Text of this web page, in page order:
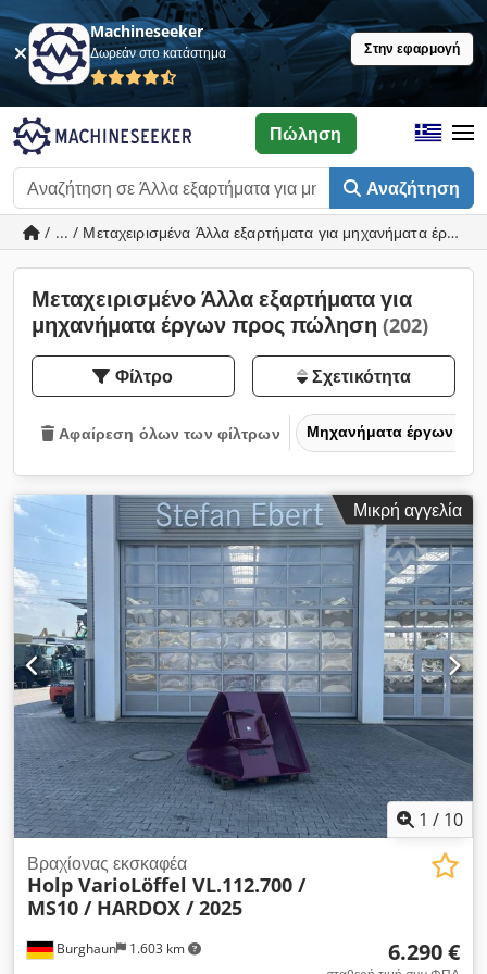
Machineseeker
Δωρεάν στο κατάστημα Στην εφαρμογή
Αναζήτηση
Πώληση
/ ... / Μεταχειρισμένα Άλλα εξαρτήματα για μηχανήματα έργων
Μεταχειρισμένο Άλλα εξαρτήματα για
μηχανήματα έργων προς πώληση (202)
Φίλτρο Σχετικότητα
Αφαίρεση όλων των φίλτρων Μηχανήματα έργων
Μικρή αγγελία
1 / 10
Burghaun 1.603 km
Βραχίονας εκσκαφέα
Holp VarioLöffel VL.112.700 /
MS10 / HARDOX / 2025
6.290 €